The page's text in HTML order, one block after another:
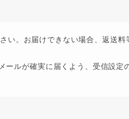
い。お届けできない場合、返送料
ールが確実に届くよう、受信設定